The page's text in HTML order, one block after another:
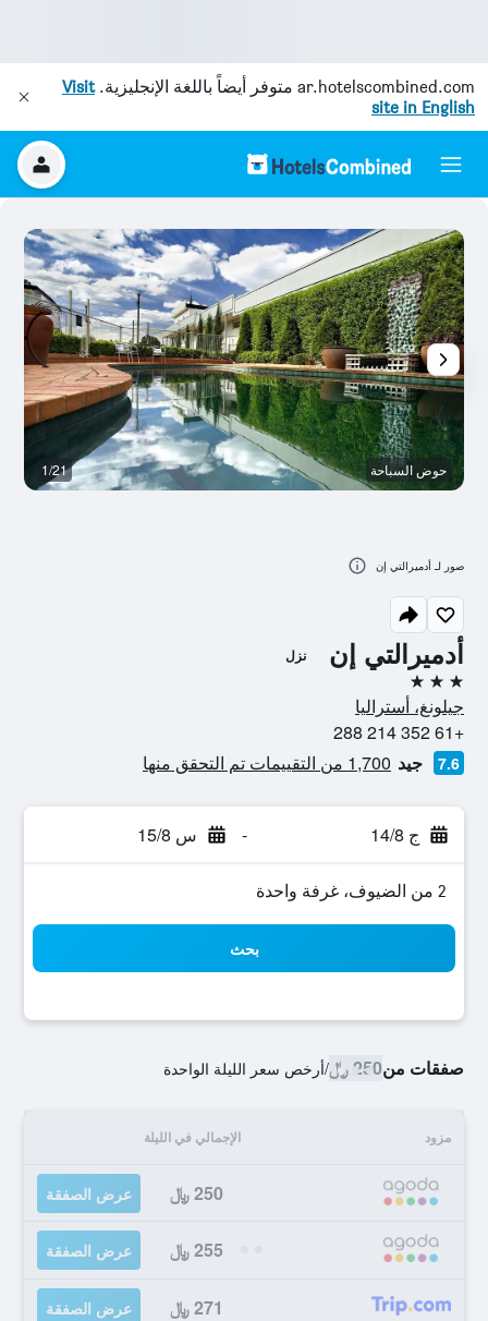
ar.hotelscombined.com متوفر أيضاً باللغة الإنجليزية.Visit
site in English
أدميرالتي إن نزل
3 نجوم
جيلونغ، أستراليا
+61 352 214 288
7.6 جيد 1,700 من التقييمات تم التحقق منها
ج 14/8 - س 15/8
2 من الضيوف، غرفة واحدة
بحث
صفقات من250 ﷼ /أرخص سعر الليلة الواحدة
مزود الإجمالي في الليلة
250 ﷼ عرض الصفقة
255 ﷼ عرض الصفقة
271 ﷼ عرض الصفقة
حوض السباحة 1/21
صور لـ أدميرالتي إن